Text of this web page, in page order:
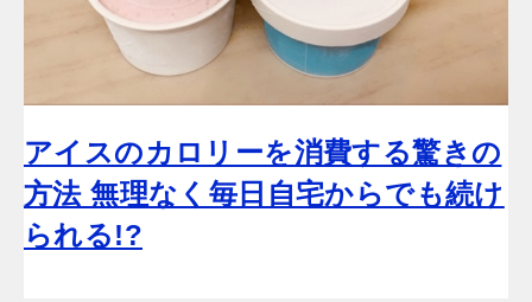
アイスのカロリーを消費する驚きの
方法 無理なく毎日自宅からでも続け
られる!?